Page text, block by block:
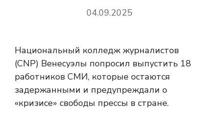
04.09.2025
Национальный колледж журналистов
(CNP) Венесуэлы попросил выпустить 18
работников СМИ, которые остаются
задержанными и предупреждали о
«кризисе» свободы прессы в стране.